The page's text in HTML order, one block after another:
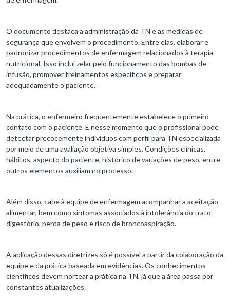
O documento destaca a administração da TN e as medidas de
segurança que envolvem o procedimento. Entre elas, elaborar e
padronizar procedimentos de enfermagem relacionados à terapia
nutricional. Isso inclui zelar pelo funcionamento das bombas de
infusão, promover treinamentos específicos e preparar
adequadamente o paciente.
Na prática, o enfermeiro frequentemente estabelece o primeiro
contato com o paciente. É nesse momento que o profissional pode
detectar precocemente indivíduos com perfil para TN especializada
por meio de uma avaliação objetiva simples. Condições clínicas,
hábitos, aspecto do paciente, histórico de variações de peso, entre
outros elementos auxiliam no processo.
Além disso, cabe à equipe de enfermagem acompanhar a aceitação
alimentar, bem como sintomas associados à intolerância do trato
digestório, perda de peso e risco de broncoaspiração.
A aplicação dessas diretrizes só é possível a partir da colaboração da
equipe e da prática baseada em evidências. Os conhecimentos
científicos devem nortear a prática na TN, já que a área passa por
constantes atualizações.